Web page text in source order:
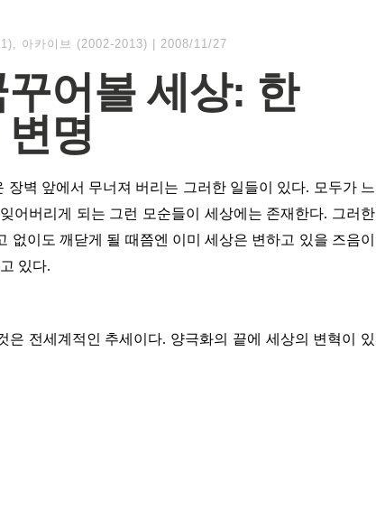
, 아카이브 (2002-2013) 2008/11/27
어볼 세상: 한
명
장벽 앞에서 무너져 버리는 그러한 일들이 있다. 모두가 느
어버리게 되는 그런 모순들이 세상에는 존재한다. 그러한
없이도 깨닫게 될 때쯤엔 이미 세상은 변하고 있을 즈음이
있다.
은 전세계적인 추세이다. 양극화의 끝에 세상의 변혁이 있